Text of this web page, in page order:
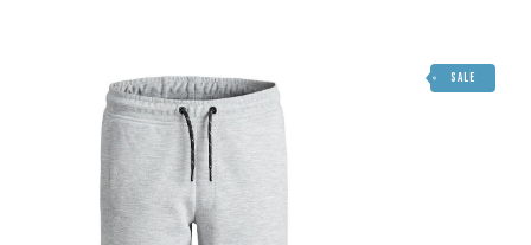
era:
€ 19,99.
è:
€ 10,00.
SALE